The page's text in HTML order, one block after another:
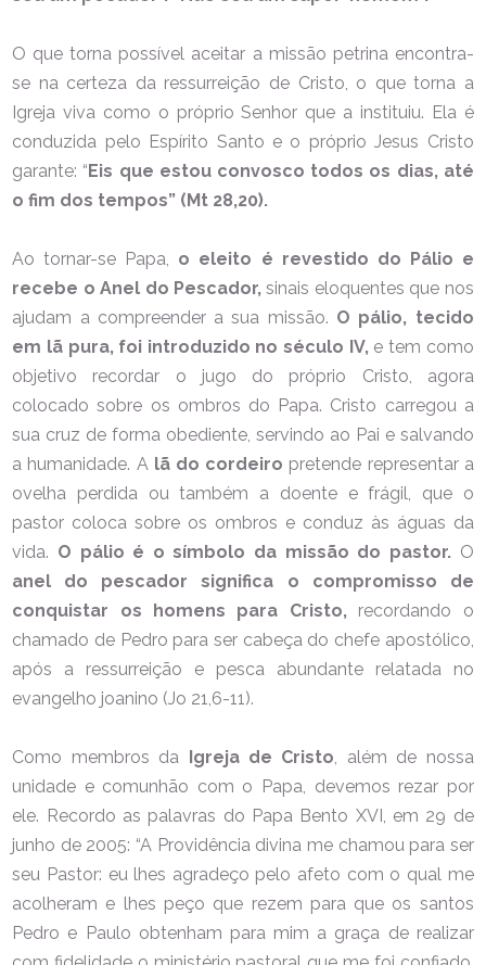
O que torna possível aceitar a missão petrina encontra-
se na certeza da ressurreição de Cristo, o que torna a
Igreja viva como o próprio Senhor que a instituiu. Ela é
conduzida pelo Espírito Santo e o próprio Jesus Cristo
garante: “Eis que estou convosco todos os dias, até
o fim dos tempos” (Mt 28,20).
Ao tornar-se Papa, o eleito é revestido do Pálio e
recebe o Anel do Pescador,sinais eloquentes que nos
ajudam a compreender a sua missão. O pálio, tecido
em lã pura, foi introduzido no século IV,e tem como
objetivo recordar o jugo do próprio Cristo, agora
colocado sobre os ombros do Papa. Cristo carregou a
sua cruz de forma obediente, servindo ao Pai e salvando
a humanidade. Alã do cordeiro pretende representar a
ovelha perdida ou também a doente e frágil, que o
pastor coloca sobre os ombros e conduz às águas da
vida. O pálio é o símbolo da missão do pastor. O
anel do pescador significa o compromisso de
conquistar os homens para Cristo,recordando o
chamado de Pedro para ser cabeça do chefe apostólico,
após a ressurreição e pesca abundante relatada no
evangelho joanino (Jo 21,6-11).
Como membros da Igreja de Cristo, além de nossa
unidade e comunhão com o Papa, devemos rezar por
ele. Recordo as palavras do Papa Bento XVI, em 29 de
junho de 2005: “A Providência divina me chamou para ser
seu Pastor: eu lhes agradeço pelo afeto com o qual me
acolheram e lhes peço que rezem para que os santos
Pedro e Paulo obtenham para mim a graça de realizar